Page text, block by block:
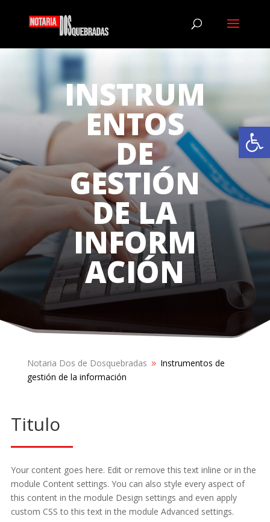
INSTRUM
ENTOS
DE
GESTIÓN
DE LA
INFORM
ACIÓN
Notaria Dos de Dosquebradas 9 Instrumentos de
gestión de la información
Titulo
Your content goes here. Edit or remove this text inline or in the
module Content settings. You can also style every aspect of
this content in the module Design settings and even apply
custom CSS to this text in the module Advanced settings.